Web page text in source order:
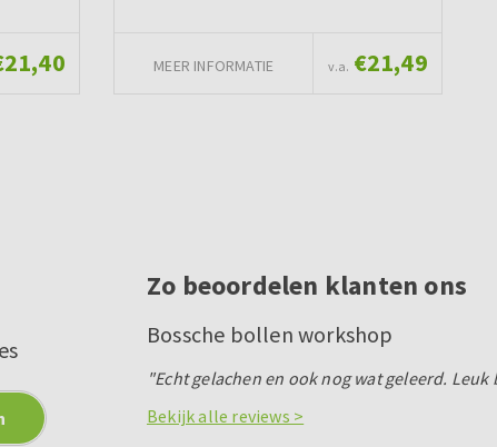
MEER INFORMATIE v.a. €21,49
Zo beoordelen klanten ons
Bossche bollen workshop
"Echt gelachen en ook nog wat geleerd.
Bekijk alle reviews >